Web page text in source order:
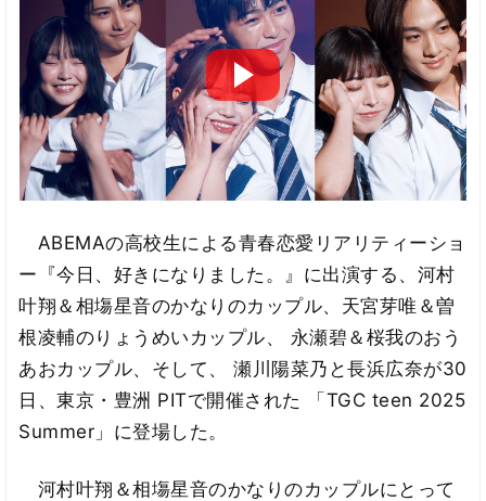
ABEMAの高校生による青春恋愛リアリティーショ
ー『今日、好きになりました。』に出演する、河村
叶翔＆相塲星音のかなりのカップル、天宮芽唯＆曽
根凌輔のりょうめいカップル、 永瀬碧＆桜我のおう
あおカップル、そして、 瀬川陽菜乃と長浜広奈が30
日、東京・豊洲 PITで開催された 「TGC teen 2025
Summer」に登場した。
河村叶翔＆相塲星音のかなりのカップルにとって